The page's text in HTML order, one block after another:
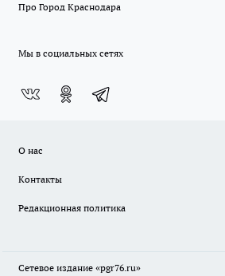
Про Город Краснодара
Мы в социальных сетях
О нас
Контакты
Редакционная политика
Сетевое издание «pgr76.ru»